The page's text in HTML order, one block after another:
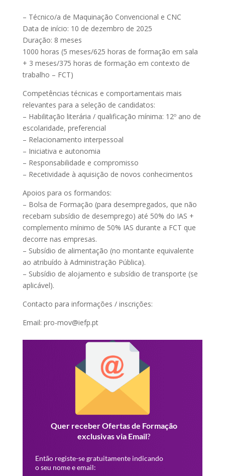
– Técnico/a de Maquinação Convencional e CNC
Data de início: 10 de dezembro de 2025
Duração: 8 meses
1000 horas (5 meses/625 horas de formação em sala
+ 3 meses/375 horas de formação em contexto de
trabalho – FCT)
Competências técnicas e comportamentais mais
relevantes para a seleção de candidatos:
– Habilitação literária / qualificação mínima: 12º ano de
escolaridade, preferencial
– Relacionamento interpessoal
– Iniciativa e autonomia
– Responsabilidade e compromisso
– Recetividade à aquisição de novos conhecimentos
Apoios para os formandos:
– Bolsa de Formação (para desempregados, que não
recebam subsídio de desemprego) até 50% do IAS +
complemento mínimo de 50% IAS durante a FCT que
decorre nas empresas.
– Subsídio de alimentação (no montante equivalente
ao atribuído à Administração Pública).
– Subsídio de alojamento e subsídio de transporte (se
aplicável).
Contacto para informações / inscrições:
Email: pro-mov@iefp.pt